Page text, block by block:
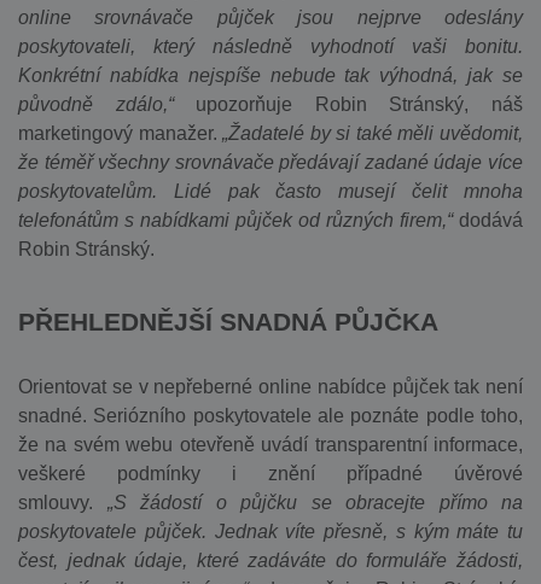
online srovnávače půjček jsou nejprve odeslány
poskytovateli, který následně vyhodnotí vaši bonitu.
Konkrétní nabídka nejspíše nebude tak výhodná, jak se
původně zdálo,“upozorňuje Robin Stránský, náš
marketingový manažer.„Žadatelé by si také měli uvědomit,
že téměř všechny srovnávače předávají zadané údaje více
poskytovatelům. Lidé pak často musejí čelit mnoha
telefonátům s nabídkami půjček od různých firem,“dodává
Robin Stránský.
PŘEHLEDNĚJŠÍ SNADNÁ PŮJČKA
Orientovat se v nepřeberné online nabídce půjček tak není
snadné. Seriózního poskytovatele ale poznáte podle toho,
že na svém webu otevřeně uvádí transparentní informace,
veškeré podmínky i znění případné úvěrové
smlouvy. „S žádostí o půjčku se obracejte přímo na
poskytovatele půjček. Jednak víte přesně, s kým máte tu
čest, jednak údaje, které zadáváte do formuláře žádosti,